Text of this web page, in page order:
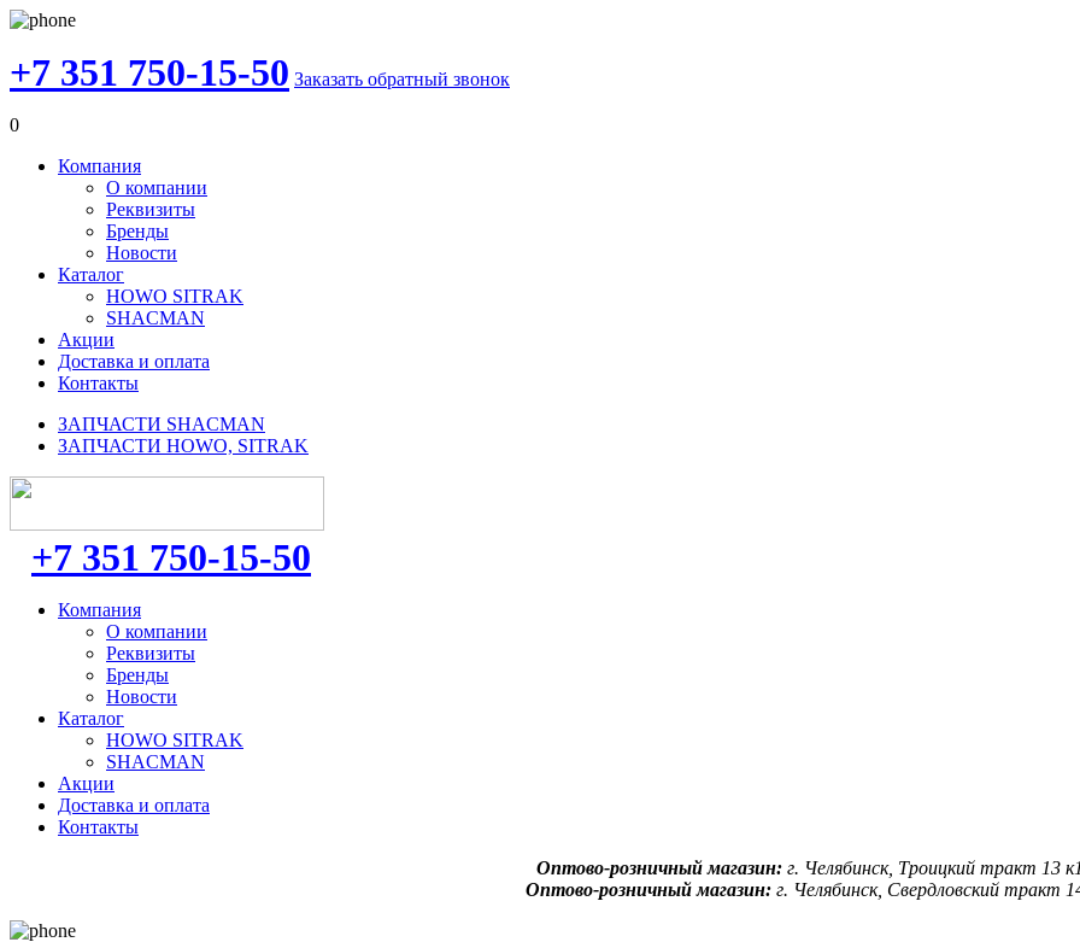
+7 351 750-15-50 Заказать обратный звонок
0
Компания
О компании
Реквизиты
Бренды
Новости
Каталог
HOWO SITRAK
SHACMAN
Акции
Доставка и оплата
Контакты
ЗАПЧАСТИ SHACMAN
ЗАПЧАСТИ HOWO, SITRAK
+7 351 750-15-50
Компания
О компании
Реквизиты
Бренды
Новости
Каталог
HOWO SITRAK
SHACMAN
Акции
Доставка и оплата
Контакты
Оптово-розничный магазин: г. Челябинск, Троицкий тракт 13
Оптово-розничный магазин:г. Челябинск, Свердловский тракт